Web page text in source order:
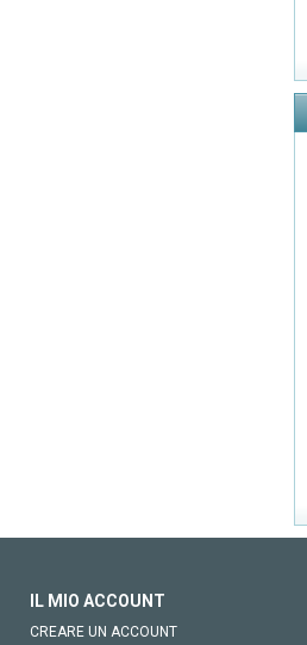
IL MIO ACCOUNT
CREARE UN ACCOUNT